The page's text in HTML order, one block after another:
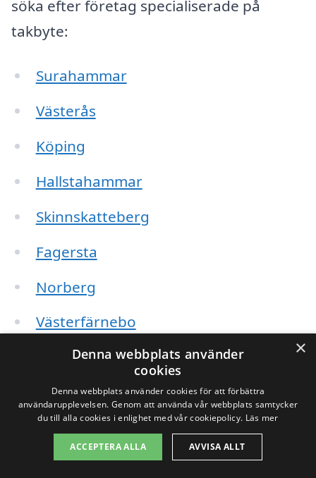
söka efter företag specialiserade på
takbyte:
Surahammar
Västerås
Köping
Hallstahammar
Skinnskatteberg
Fagersta
Norberg
Västerfärnebo
Hedemora
Sundbyberg
När du letar efter ett företag för takbyte,
överväg att kontakta flera leverantörer
×
Denna webbplats använder
cookies
Denna webbplats använder cookies för att förbättra
användarupplevelsen. Genom att använda vår webbplats samtycker
du till alla cookies i enlighet med vår cookiepolicy. Läs mer
ACCEPTERA ALLA AVVISA ALLT